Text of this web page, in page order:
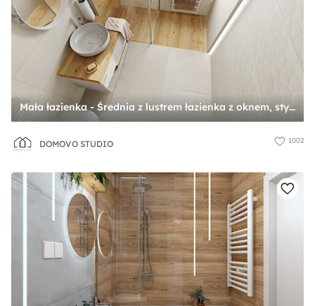
Mała łazienka - Średnia z lustrem łazienka z oknem, styl skandynawski - zdjęcie od DOMOVO STUDIO
DOMOVO STUDIO 1002